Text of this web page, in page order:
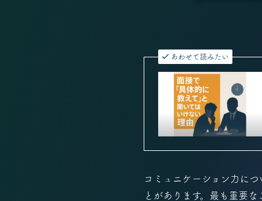
あわせて読みたい
コミュニケーション力に
とがあります。最も重要